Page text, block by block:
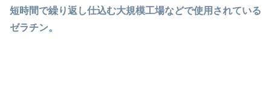
短時間で繰り返し仕込む大規模工場などで使用されている
ゼラチン。